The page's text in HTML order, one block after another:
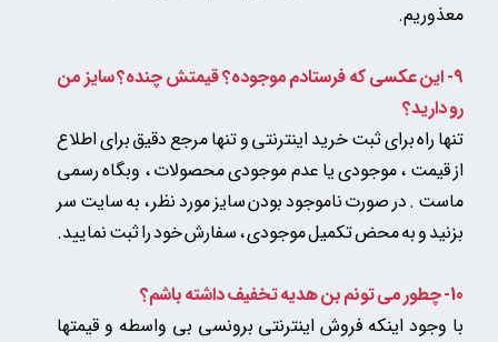
معذوریم.
9- این عکسی که فرستادم موجوده؟ قیمتش چنده؟ سایز من
رو دارید؟
تنها راه برای ثبت خرید اینترنتی و تنها مرجع دقیق برای اطلاع
از قیمت ، موجودی یا عدم موجودی محصولات ، وبگاه رسمی
ماست . در صورت ناموجود بودن سایز مورد نظر ، به سایت سر
بزنید و به محض تکمیل موجودی ، سفارش خود را ثبت نمایید.
10- چطور می تونم بن هدیه تخفیف داشته باشم؟
با وجود اینکه فروش اینترنتی برونسی بی واسطه و قیمتها